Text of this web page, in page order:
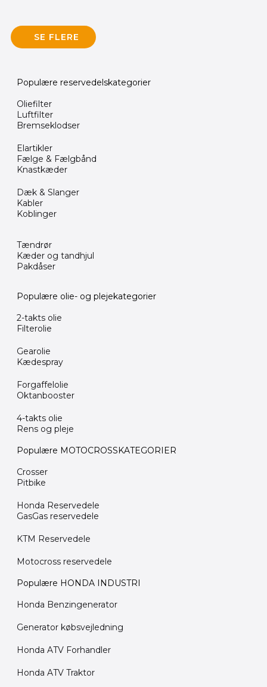
SE FLERE
Populære reservedelskategorier
Oliefilter
Luftfilter
Bremseklodser
Elartikler
Fælge & Fælgbånd
Knastkæder
Dæk & Slanger
Kabler
Koblinger
Tændrør
Kæder og tandhjul
Pakdåser
Populære olie- og plejekategorier
2-takts olie
Filterolie
Gearolie
Kædespray
Forgaffelolie
Oktanbooster
4-takts olie
Rens og pleje
Populære MOTOCROSSKATEGORIER
Crosser
Pitbike
Honda Reservedele
GasGas reservedele
KTM Reservedele
Motocross reservedele
Populære HONDA INDUSTRI
Honda Benzingenerator
Generator købsvejledning
Honda ATV Forhandler
Honda ATV Traktor